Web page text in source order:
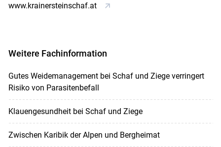
www.krainersteinschaf.at
Weitere Fachinformation
Gutes Weidemanagement bei Schaf und Ziege verringert
Risiko von Parasitenbefall
Klauengesundheit bei Schaf und Ziege
Zwischen Karibik der Alpen und Bergheimat